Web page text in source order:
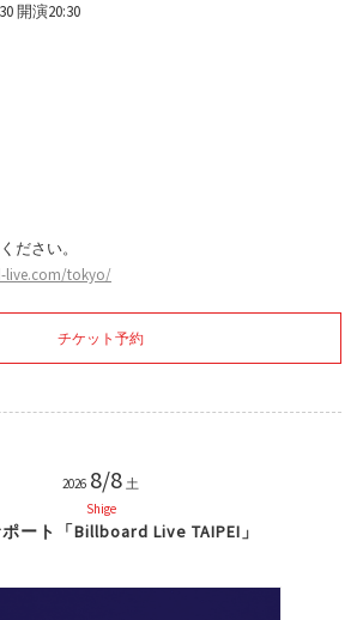
開演20:30
ださい。
live.com/tokyo/
チケット予約
2026 8/8 土
Shige
ート「Billboard Live TAIPEI」